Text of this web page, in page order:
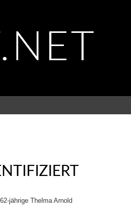
jährige Thelma Arnold